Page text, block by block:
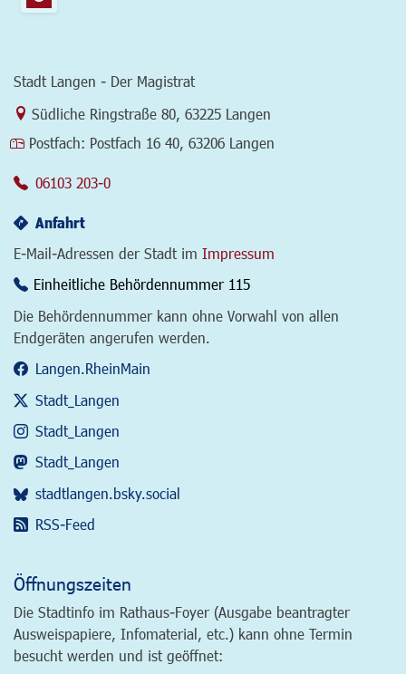
Stadt Langen - Der Magistrat
Link zur Google-Maps Navigation
Südliche Ringstraße 80 63225 Langen
Postfach: Postfach 16 40, 63206 Langen
06103 203-0
Anfahrt
E-Mail-Adressen der Stadt im Impressum
Einheitliche Behördennummer 115
Die Behördennummer kann ohne Vorwahl von allen
Endgeräten angerufen werden.
Langen.RheinMain
Stadt_Langen
Stadt_Langen
Stadt_Langen
stadtlangen.bsky.social
RSS-Feed
Öffnungszeiten
Die Stadtinfo im Rathaus-Foyer (Ausgabe beantragter
Ausweispapiere, Infomaterial, etc.) kann ohne Termin
besucht werden und ist geöffnet: